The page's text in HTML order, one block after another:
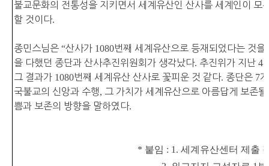
불교문화의 전통성을 지키면서 세계유산인 산사를 세계인이 모
할 것이다.
종민스님은 “산사가 1080번째 세계유산으로 등재되었다는 것
을 다했던 종단과 산사추진위원회가 생각났다. 추진위가 지난 4
그 결과가 1080번째 세계유산 산사로 꽃피운 것 같다. 종단은 7
국불교의 신앙과 수행, 그 가치가 세계유산으로 아름답게 보존
쁨과 보존의 방향을 말하였다.
* 붙임 : 1.세계유산센터 제출